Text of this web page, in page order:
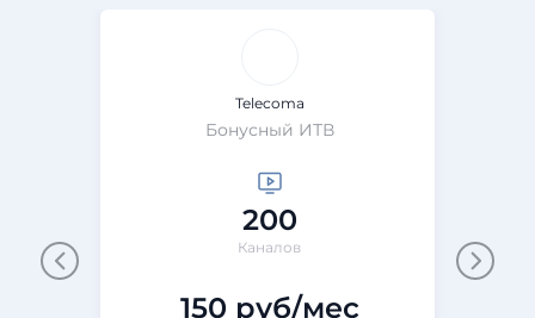
Telecoma
Бонусный ИТВ
200
Каналов
150 руб/мес